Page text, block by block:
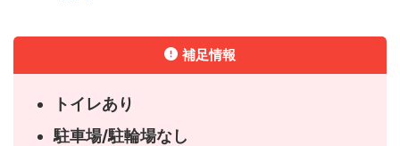
補足情報
トイレあり
駐車場/駐輪場なし